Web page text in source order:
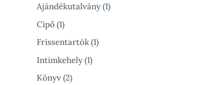
Termék
Ajándékutalvány 11
Cipő 11
Termék
Frissentartók 11
Intimkehely 11
Könyv 22